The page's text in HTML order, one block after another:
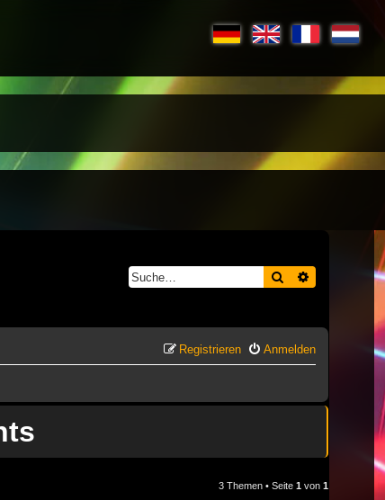
Suche Erweiterte
Anmelden
Registrieren
3 Themen • Seite 1 von 1